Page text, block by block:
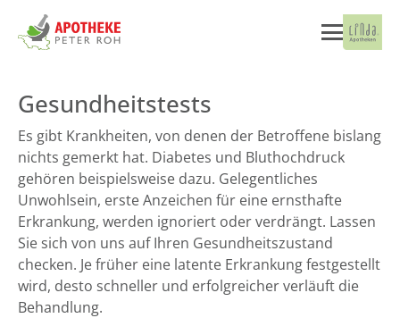
Gesundheitstests
Es gibt Krankheiten, von denen der Betroffene bislang
nichts gemerkt hat. Diabetes und Bluthochdruck
gehören beispielsweise dazu. Gelegentliches
Unwohlsein, erste Anzeichen für eine ernsthafte
Erkrankung, werden ignoriert oder verdrängt. Lassen
Sie sich von uns auf Ihren Gesundheitszustand
checken. Je früher eine latente Erkrankung festgestellt
wird, desto schneller und erfolgreicher verläuft die
Behandlung.